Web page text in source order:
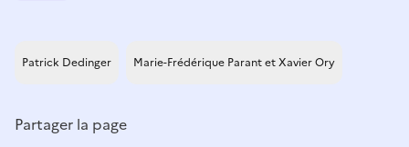
Patrick Dedinger Marie-Frédérique Parant et Xavier Ory
Partager la page